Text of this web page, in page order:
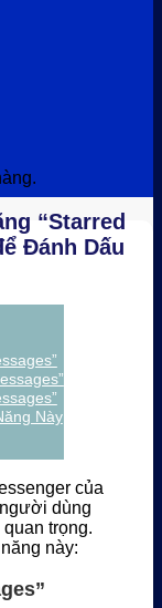
“Starred
Đánh Dấu
Này
của
dùng
trọng.
này: